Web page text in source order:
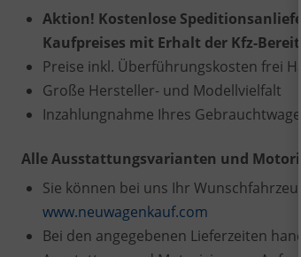
Aktion! Kostenlose
Kaufpreises mit Erhalt der Kfz-
Preise inkl. Überführungskosten frei
Große Hersteller- und Modellvielfalt
Inzahlungnahme Ihres
Alle Ausstattungsvarianten und
Sie können bei uns Ihr
www.neuwagenkauf.com
Bei den angegebenen Lieferzeiten